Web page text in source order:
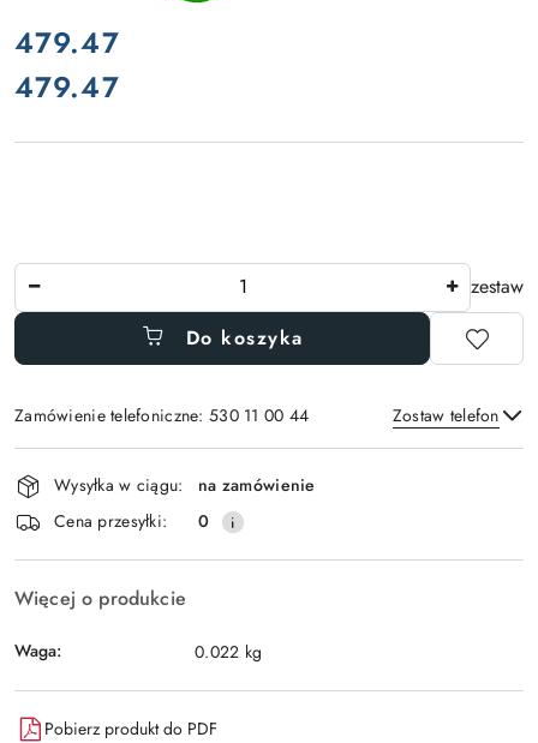
cena:
479.47
Cena:
479.47
Ilość
zestaw
Do koszyka
Zamówienie telefoniczne: 530 11 00 44 Zostaw telefon
Wyślij
Dostępność
i
dostawa
Wysyłka w ciągu:
na zamówienie
Cena przesyłki:
0
Więcej o produkcie
Waga: 0.022 kg
Pobierz produkt do PDF